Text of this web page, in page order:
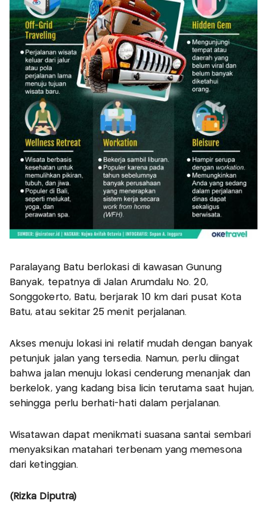
Paralayang Batu berlokasi di kawasan Gunung
Banyak, tepatnya di Jalan Arumdalu No. 20,
Songgokerto, Batu, berjarak 10 km dari pusat Kota
Batu, atau sekitar 25 menit perjalanan.
Akses menuju lokasi ini relatif mudah dengan banyak
petunjuk jalan yang tersedia. Namun, perlu diingat
bahwa jalan menuju lokasi cenderung menanjak dan
berkelok, yang kadang bisa licin terutama saat hujan,
sehingga perlu berhati-hati dalam perjalanan.
Wisatawan dapat menikmati suasana santai sembari
menyaksikan matahari terbenam yang memesona
dari ketinggian.
(Rizka Diputra)